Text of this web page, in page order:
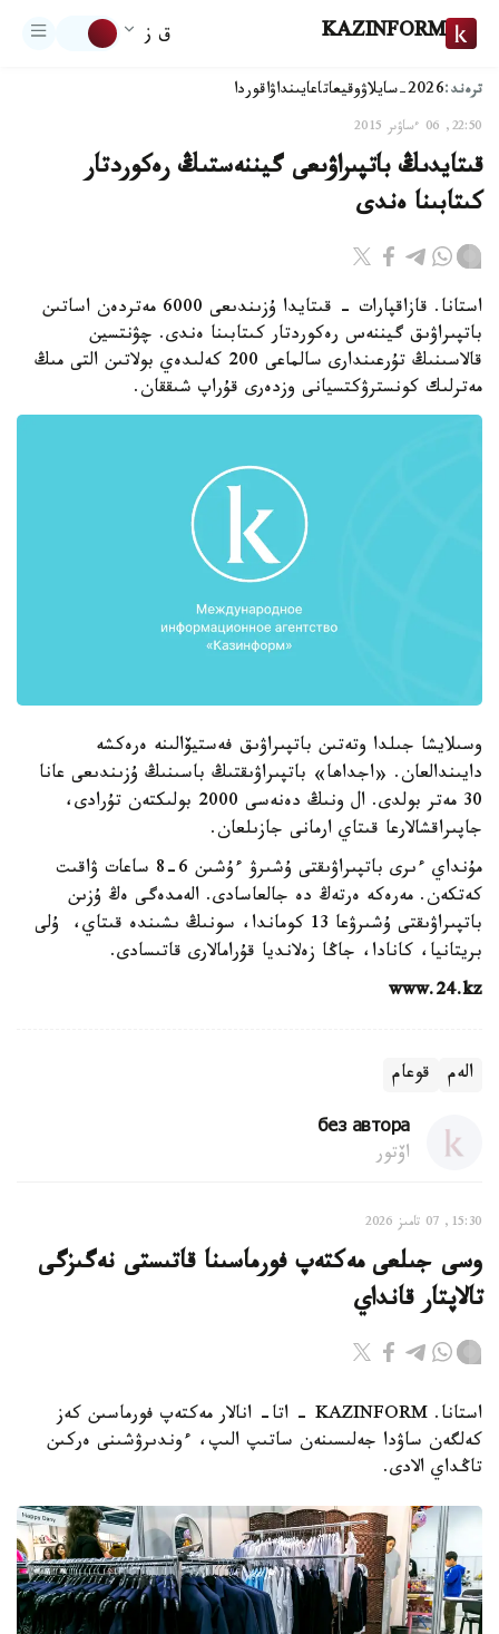
KAZINFORM ق ز
ترەند:2026-سايلاۋ وقيعاتاعايىنداۋاقوردا
22:50, 06 ءساۋىر 2015
قىتايدىڭ باتپىراۋىعى گيننەستىڭ رەكوردتار
كىتابىنا ەندى
استانا. قازاقپارات - قىتايدا ۇزىندىعى 6000 مەتردەن اساتىن
باتپىراۋىق گيننەس رەكوردتار كىتابىنا ەندى. چۋنتسين
قالاسىنىڭ تۇرعىندارى سالماعى 200 كەلىدەي بولاتىن التى مىڭ
مەترلىك كونسترۋكتسيانى وزدەرى قۇراپ شىققان.
وسىلايشا جىلدا وتەتىن باتپىراۋىق فەستيۆالىنە ەرەكشە
دايىندالعان. «اجداھا» باتپىراۋىقتىڭ باسىنىڭ ۇزىندىعى عانا
30 مەتر بولدى. ال ونىڭ دەنەسى 2000 بولىكتەن تۇرادى،
جاپىراقشالارعا قىتاي ارمانى جازىلعان.
مۇنداي ءىرى باتپىراۋىقتى ۇشىرۋ ءۇشىن 6-8 ساعات ۋاقىت
كەتكەن. مەرەكە ەرتەڭ دە جالعاسادى. الەمدەگى ەڭ ۇزىن
باتپىراۋىقتى ۇشىرۋعا 13 كوماندا، سونىڭ ىشىندە قىتاي، ۇلى
بريتانيا، كانادا، جاڭا زەلانديا قۇرامالارى قاتىسادى.
www.24.kz
الەم قوعام
без автора
اۆتور
15:30, 07 تامىز 2026
وسى جىلعى مەكتەپ فورماسىنا قاتىستى نەگىزگى
تالاپتار قانداي
استانا. KAZINFORM - اتا- انالار مەكتەپ فورماسىن كەز
كەلگەن ساۋدا جەلىسىنەن ساتىپ الىپ، ءوندىرۋشىنى ەركىن
تاڭداي الادى.